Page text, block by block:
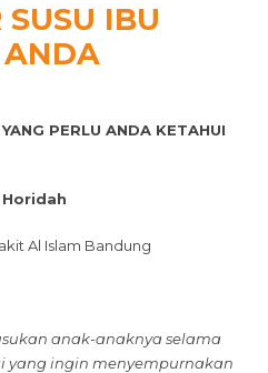
IBU
ANDA
PERLU ANDA KETAHUI
Al Islam Bandung
anak-anaknya selama
yang ingin menyempurnakan